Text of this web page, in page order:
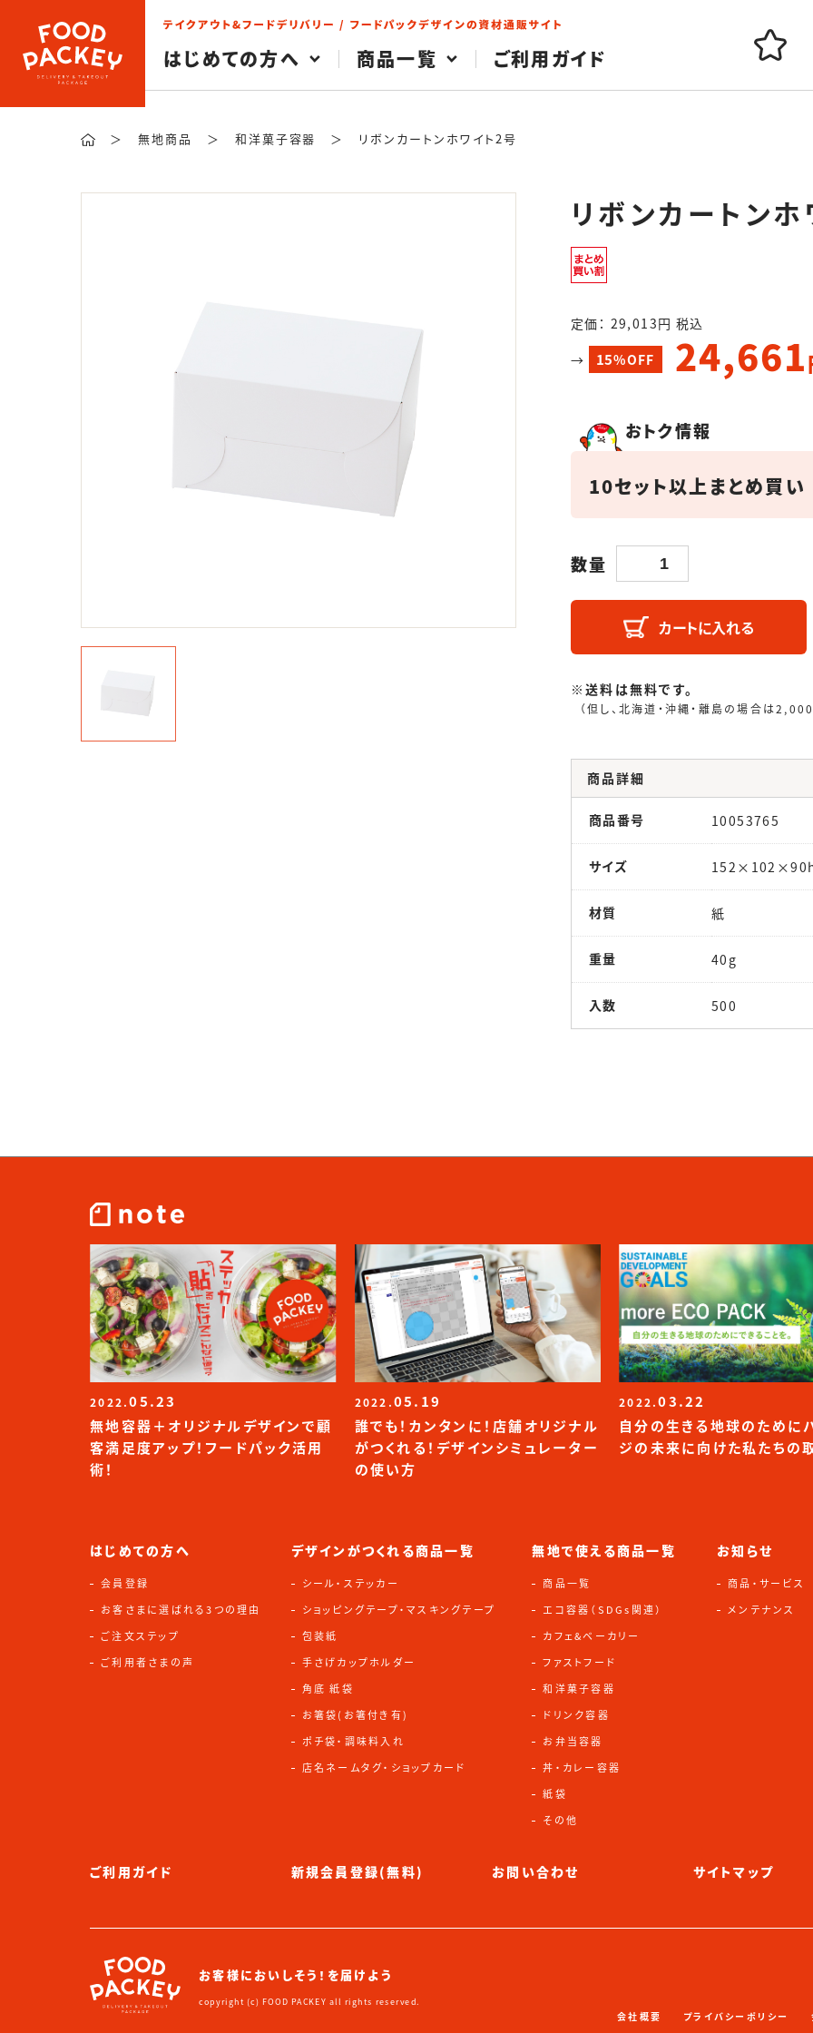
はじめての方へ 商品一覧 ご利用ガイド
＞ 無地商品 ＞ 和洋菓子容器 ＞ リボンカートンホワイト2号
リボンカートン
定価： 29,013円 税込
→
15%OFF 24,661
おトク情報
10セット以上まとめ買い
数量
カートに入れる
※送料は無料です。
（但し、北海道・沖縄・離島の場合は
商品詳細
商品番号 10053765
サイズ
材質 紙
重量 40g
入数 500
2022.05.23
無地容器＋オリジナルデザインで顧
客満足度アップ！フードパック活用
術！
2022.05.19
誰でも！カンタンに！店舗オリジナル
がつくれる！デザインシミュレーター
の使い方
2022.03.22
自分の生きる地球のために
ジの未来に向けた私たちの
はじめての方へ
会員登録
お客さまに選ばれる3つの理由
ご注文ステップ
ご利用者さまの声
デザインがつくれる商品一覧
シール・ステッカー
ショッピングテープ・マスキングテープ
包装紙
手さげカップホルダー
角底 紙袋
お箸袋(お箸付き有)
ポチ袋・調味料入れ
店名ネームタグ・ショップカード
無地で使える商品一覧
商品一覧
エコ容器（SDGs関連）
カフェ&ベーカリー
ファストフード
和洋菓子容器
ドリンク容器
お弁当容器
丼・カレー容器
紙袋
その他
お知らせ
商品・サービス
メンテナンス
ご利用ガイド 新規会員登録(無料) お問い合わせ サイトマップ
instagram
tictok note
会社概要 プライバシーポリシー
お客様においしそう！を届けよう
copyright (c) FOOD PACKEY all rights reserved.